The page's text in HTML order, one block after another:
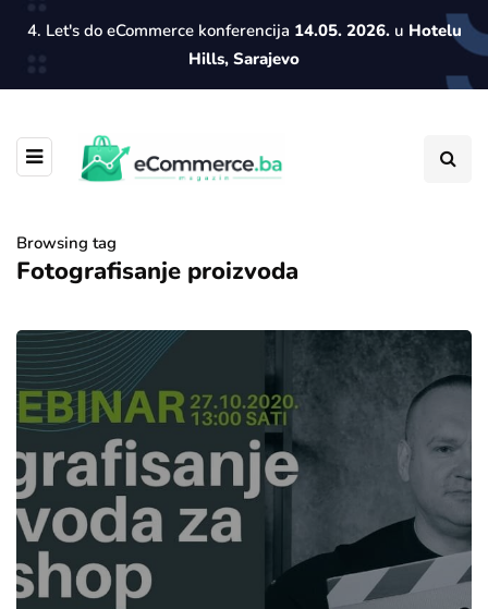
4. Let's do eCommerce konferencija 14.05. 2026.u Hotelu
Hills, Sarajevo
Browsing tag
Fotografisanje proizvoda